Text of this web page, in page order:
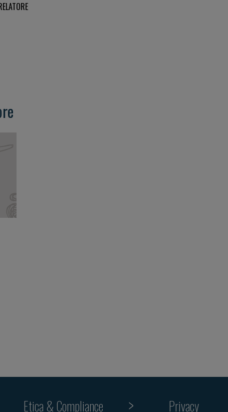
Etica & Compliance Privacy